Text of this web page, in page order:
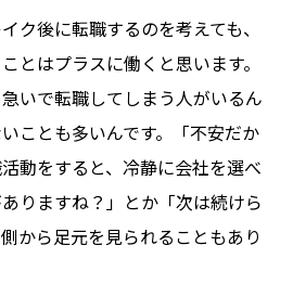
ク後に転職するのを考えても、
とはプラスに働くと思います。
いで転職してしまう人がいるん
ことも多いんです。「不安だか
動をすると、冷静に会社を選べ
りますね？」とか「次は続けら
から足元を見られることもあり